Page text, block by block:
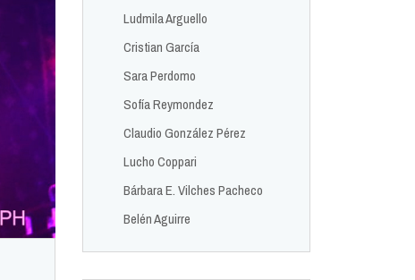
Ludmila Arguello
Cristian García
Sara Perdomo
Sofía Reymondez
Claudio González Pérez
Lucho Coppari
Bárbara E. Vilches Pacheco
Belén Aguirre